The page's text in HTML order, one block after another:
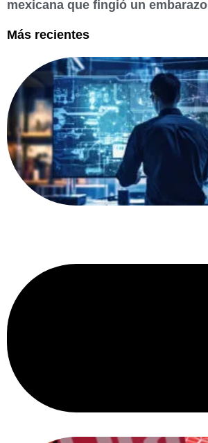
mexicana que fingió un embarazo
Más recientes